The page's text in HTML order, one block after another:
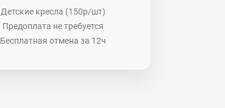
Детские кресла (150р/шт)
Предоплата не требуется
Бесплатная отмена за 12ч